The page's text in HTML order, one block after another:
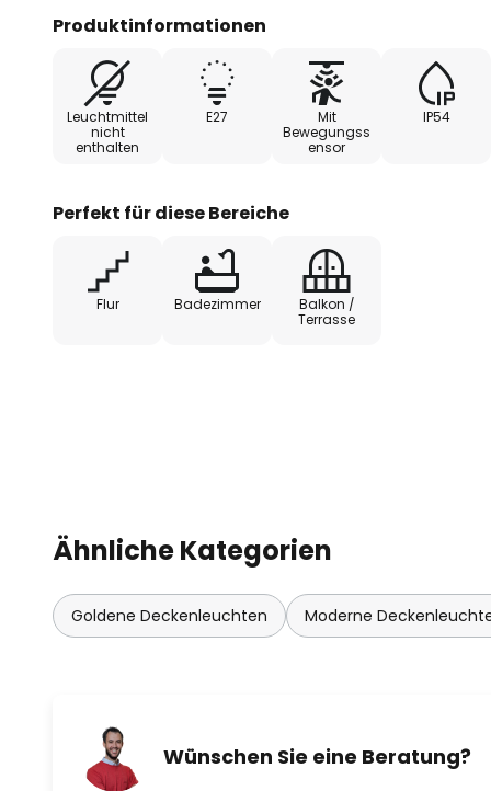
bringt.
Die moderne Stilrichtung der Cleo 200 fügt sich
Einrichtungskonzepte ein und wird zum Blickfang
Die Deckenlampe Cleo 200 wird in Europa
Verarbeitungsqualität unterstreicht.
Technische Daten Bewegungsmelder:
- Reichweite: 1-8 m
- Leuchtdauer: 10 sec bis 12 min
Produktinformationen
Leuchtmittel
nicht
enthalten
E27
Mit
Bewegungss
ensor
IP54
Perfekt für diese Bereiche
Flur Badezimmer
Balkon /
Terrasse
Ähnliche Kategorien
Goldene Deckenleuchten Moderne
Wünschen Sie eine Beratung?